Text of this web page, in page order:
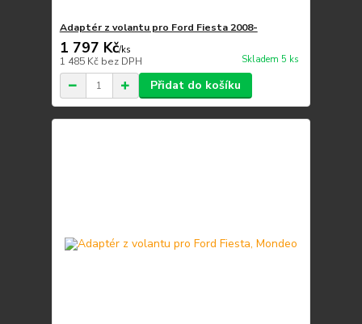
Adaptér z volantu pro Ford Fiesta 2008-
1 797 Kč/ks
1 485 Kč bez DPH Skladem 5 ks
Přidat do košíku